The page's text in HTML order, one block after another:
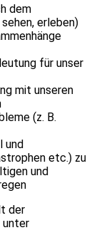
dem
erleben)
für unser
mit unseren
(z. B.
und
etc.) zu
und
der
unter